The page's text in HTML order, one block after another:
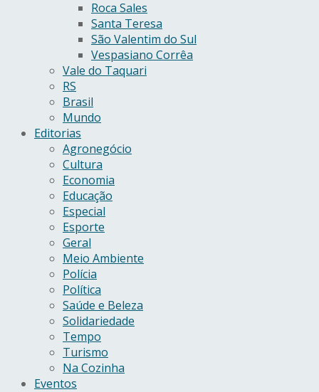
Roca Sales
Santa Teresa
São Valentim do Sul
Vespasiano Corrêa
Vale do Taquari
RS
Brasil
Mundo
Editorias
Agronegócio
Cultura
Economia
Educação
Especial
Esporte
Geral
Meio Ambiente
Polícia
Política
Saúde e Beleza
Solidariedade
Tempo
Turismo
Na Cozinha
Eventos